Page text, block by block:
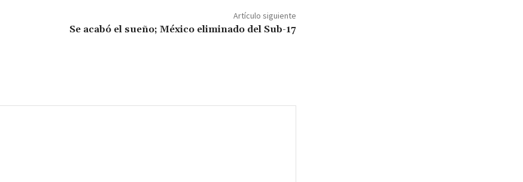
Artículo siguiente
Se acabó el sueño; México eliminado del Sub-17